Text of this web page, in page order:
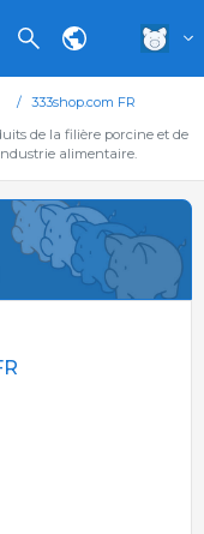
333shop.com FR
de la filière porcine et de
alimentaire.